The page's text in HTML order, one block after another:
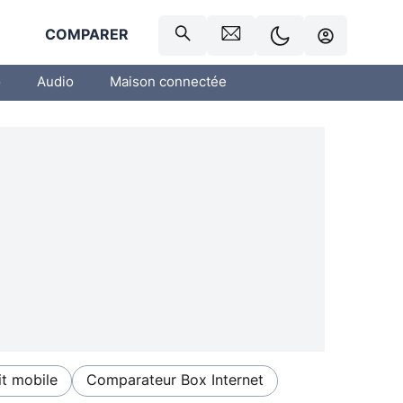
COMPARER
Audio Maison connectée
mobile Comparateur Box Internet